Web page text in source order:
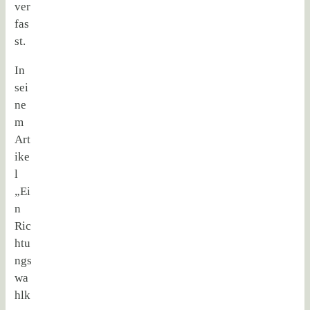
ver
fas
st.
In
sei
ne
m
Art
ike
l
„Ei
n
Ric
htu
ngs
wa
hlk